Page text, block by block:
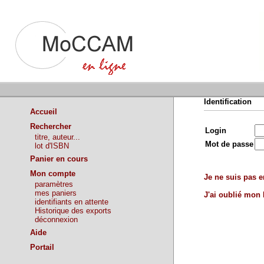
Accueil
Rechercher
titre, auteur...
lot d'ISBN
Panier en cours
Mon compte
paramètres
mes paniers
identifiants en attente
Historique des exports
déconnexion
Aide
Portail
Identification
Login
Mot de passe
Je ne suis pas
J'ai oublié mon